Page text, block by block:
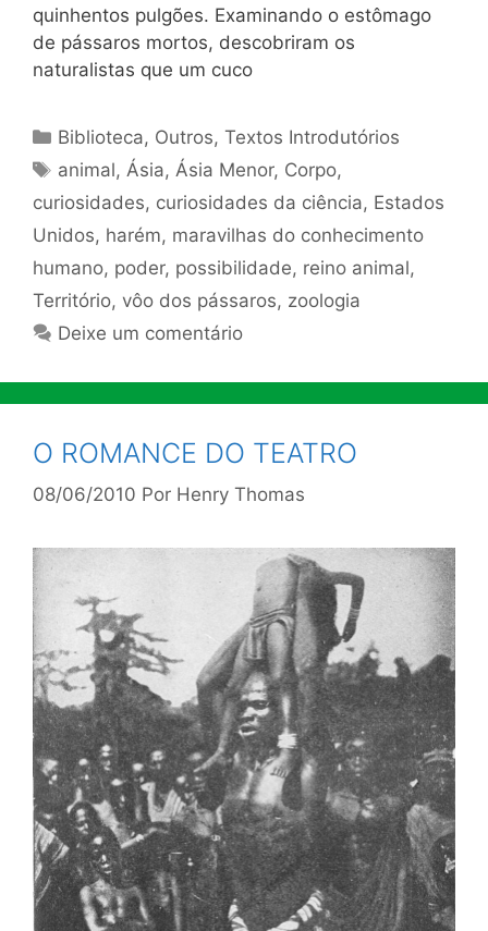
quinhentos pulgões. Examinando o estômago
de pássaros mortos, descobriram os
naturalistas que um cuco
Categorias
Biblioteca, Outros,Textos Introdutórios
Tags
animal, Ásia, Ásia Menor, Corpo,
curiosidades, curiosidades da ciência, Estados
Unidos, harém, maravilhas do conhecimento
humano, poder, possibilidade, reino animal,
Território, vôo dos pássaros, zoologia
Deixe um comentário
O ROMANCE DO TEATRO
08/06/2010 Por Henry Thomas